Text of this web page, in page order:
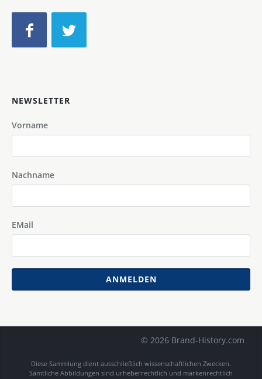
NEWSLETTER
Vorname
Nachname
EMail
ANMELDEN
© 2026 Brand-History.com
Diese Sammlung dient ausschließlich wissenschaftlichen Zwecken.
Sämtliche Abbildungen sind urheberrechtlich und markenrechtlich